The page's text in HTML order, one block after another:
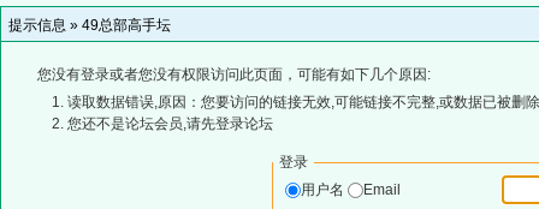
提示信息 » 49总部高手坛
您没有登录或者您没有权限访问此页面，可能有如下几个原因:
读取数据错误,原因：您要访问的链接无效,可能链接不完整,或数据已被删
您还不是论坛会员,请先登录论坛
登录
用户名
Email